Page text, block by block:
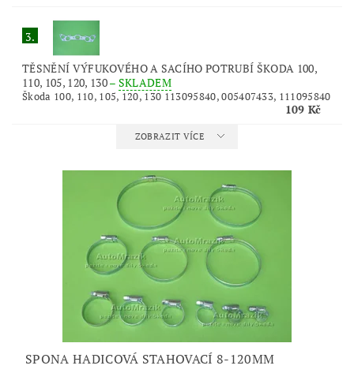
3.
TĚSNĚNÍ VÝFUKOVÉHO A SACÍHO POTRUBÍ ŠKODA 100,
110, 105, 120, 130– SKLADEM
Škoda 100, 110, 105, 120, 130 113095840, 005407433, 111095840
109 Kč
ZOBRAZIT VÍCE
SPONA HADICOVÁ STAHOVACÍ 8-120MM